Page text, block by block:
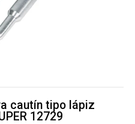
cautín tipo lápiz
12729